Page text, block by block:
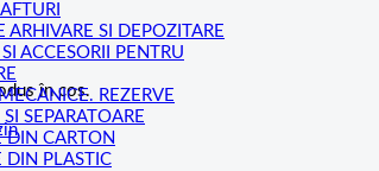
în coș.
ARHIVARE SI DEPOZITARE
ACCESORII PENTRU
REZERVE
SI SEPARATOARE
DIN CARTON
DIN PLASTIC